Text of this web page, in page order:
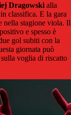
Dragowski alla
classifica. E la gara
nella stagione viola. Il
e spesso è
gol subiti con la
giornata può
voglia di riscatto